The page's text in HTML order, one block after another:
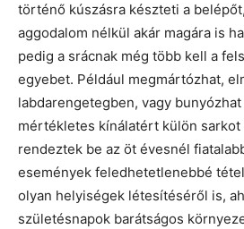
történő kúszásra készteti a
aggodalom nélkül akár magára is
pedig a srácnak még több kell a
egyebet. Például megmártózhat,
labdarengetegben, vagy
mértékletes kínálatért külön sarkot
rendeztek be az öt évesnél
események feledhetetlenebbé
olyan helyiségek létesítéséről is,
születésnapok barátságos